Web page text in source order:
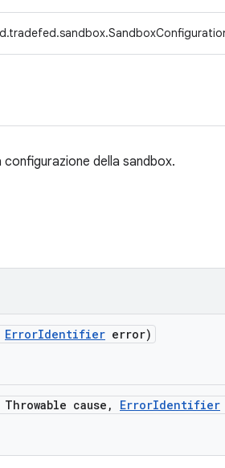
della sandbox.
ErrorIdentifier error)
Throwable cause , ErrorIdentifier